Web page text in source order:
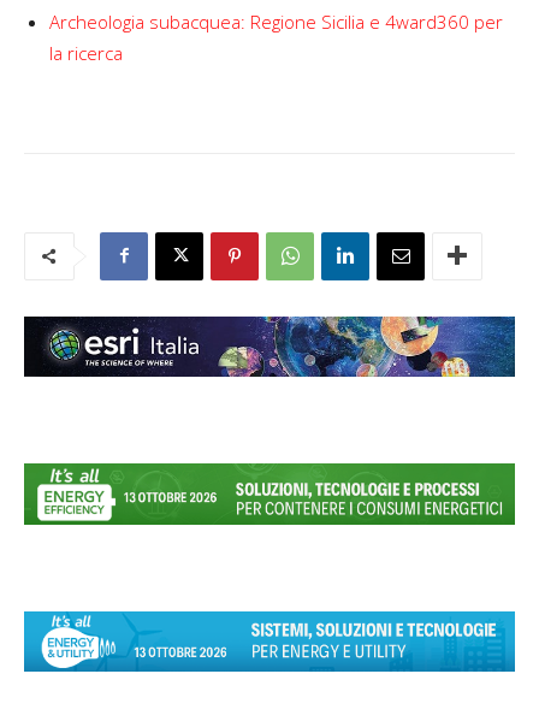
Archeologia subacquea: Regione Sicilia e 4ward360 per
la ricerca